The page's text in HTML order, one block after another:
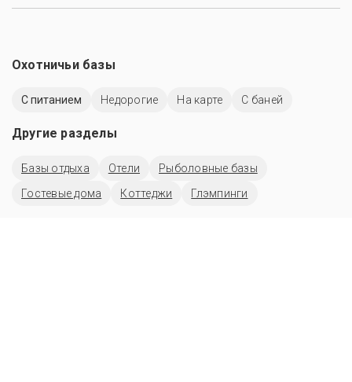
Охотничьи базы
С питанием Недорогие На карте С баней
Другие разделы
Базы отдыха Отели
Рыболовные базы
Гостевые дома
Коттеджи Глэмпинги